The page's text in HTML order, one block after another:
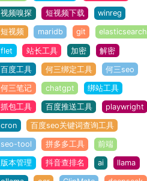
视频嗅探 短视频下载 winreg
短视频 maridb git elasticsearch
flet 站长工具 加密 解密
百度工具 何三绑定工具 何三seo
何三笔记 chatgpt 绑站工具
抓包工具 百度推送工具 playwright
cron 百度seo关键词查询工具
seo-tool 拼多多工具 前端
版本管理 抖音查排名 ai llama